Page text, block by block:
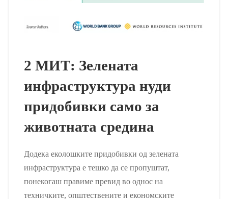
2 МИТ: Зелената
инфраструктура нуди
придобивки само за
животната средина
Додека еколошките придобивки од зелената
инфраструктура е тешко да се пропуштат,
понекогаш правиме превид во однос на
техничките, општествените и економските